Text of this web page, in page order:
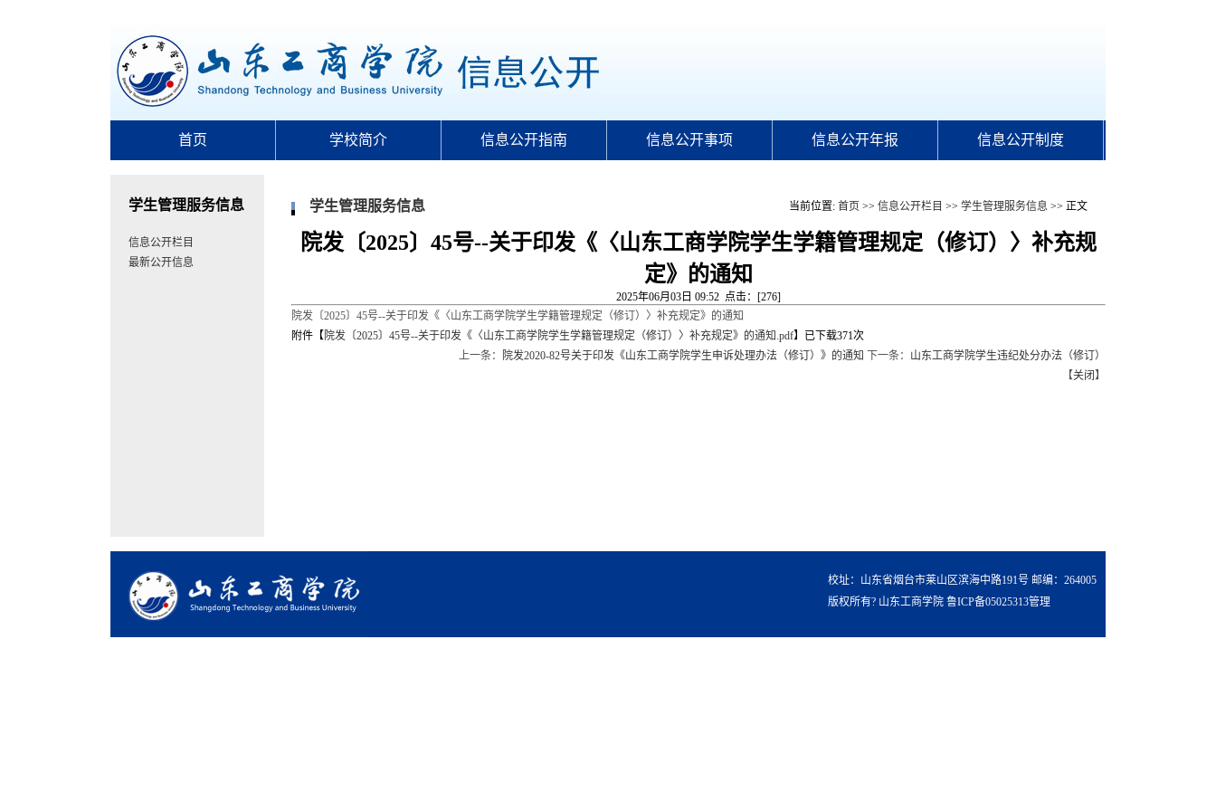
首页 学校简介 信息公开指南 信息公开事项 信息公开年报 信息公开制度
学生管理服务信息
信息公开栏目
最新公开信息
学生管理服务信息 当前位置: 首页 >> 信息公开栏目 >> 学生管理服务信息 >> 正文
院发〔2025〕45号--关于印发《〈山东工商学院学生学籍管理规定（修订）〉补充规
定》的通知
2025年06月03日 09:52 点击：[276]
院发〔2025〕45号--关于印发《〈山东工商学院学生学籍管理规定（修订）〉补充规定》的通知
附件【院发〔2025〕45号--关于印发《〈山东工商学院学生学籍管理规定（修订）〉补充规定》的通知.pdf】已下载371次
上一条：
院发2020-82号关于印发《山东工商学院学生申诉处理办法（修订）》的通知 下一条： 山东工商学院学生违纪处分办法（修订）
【关闭 】
校址：山东省烟台市莱山区滨海中路191号 邮编：264005
版权所有? 山东工商学院 鲁ICP备05025313管理